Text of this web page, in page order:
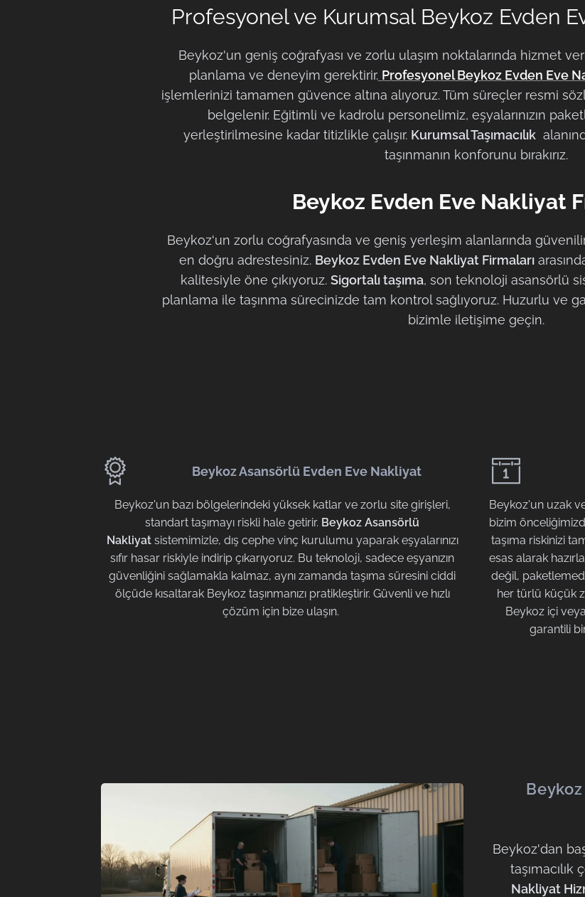
Profesyonel ve Kurumsal Beykoz Evden
Beykoz'un geniş coğrafyası ve zorlu ulaşım noktalarında hizmet
planlama ve deneyim gerektirir. Profesyonel Beykoz Evden Eve
işlemlerinizi tamamen güvence altına alıyoruz. Tüm süreçler resmi
belgelenir. Eğitimli ve kadrolu personelimiz, eşyalarınızın
yerleştirilmesine kadar titizlikle çalışır. Kurumsal Taşımacılık
taşınmanın konforunu bırakırız.
Beykoz Evden Eve Nakliyat
Beykoz'un zorlu coğrafyasında ve geniş yerleşim alanlarında
en doğru adrestesiniz. Beykoz Evden Eve Nakliyat Firmaları
kalitesiyle öne çıkıyoruz. Sigortalı taşıma, son teknoloji asansörlü
planlama ile taşınma sürecinizde tam kontrol sağlıyoruz. Huzurlu ve
bizimle iletişime geçin.
Beykoz Asansörlü Evden Eve Nakliyat
Beykoz'un bazı bölgelerindeki yüksek katlar ve zorlu site girişleri,
standart taşımayı riskli hale getirir. Beykoz Asansörlü
Nakliyat sistemimizle, dış cephe vinç kurulumu yaparak eşyalarınızı
sıfır hasar riskiyle indirip çıkarıyoruz. Bu teknoloji, sadece eşyanızın
güvenliğini sağlamakla kalmaz, aynı zamanda taşıma süresini ciddi
ölçüde kısaltarak Beykoz taşınmanızı pratikleştirir. Güvenli ve hızlı
çözüm için bize ulaşın.
Beykoz'un uzak
bizim
taşıma riskinizi
esas alarak
değil,
her türlü küçük
Beykoz içi
garantili
Beykoz'dan
Nakliyat